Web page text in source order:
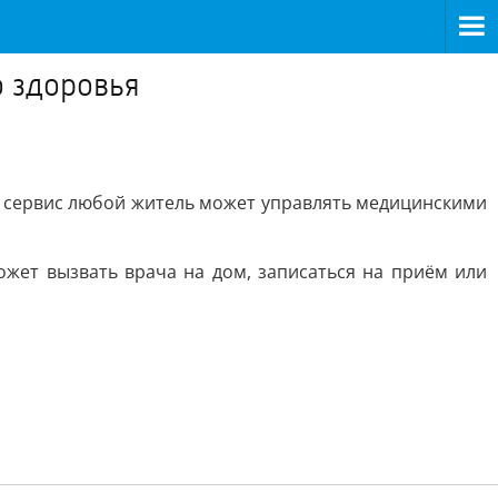
сервис любой житель может управлять медицинскими
вызвать врача на дом, записаться на приём или